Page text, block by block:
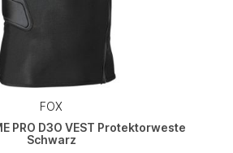
FOX
PRO D3O VEST Protektorweste
Schwarz